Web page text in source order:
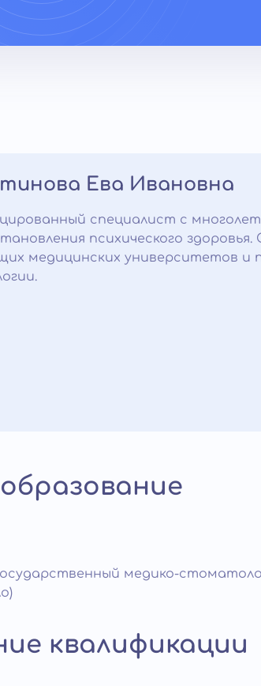
Ева Ивановна
специалист с
психического
медицинских университетов и
медико-
квалификации